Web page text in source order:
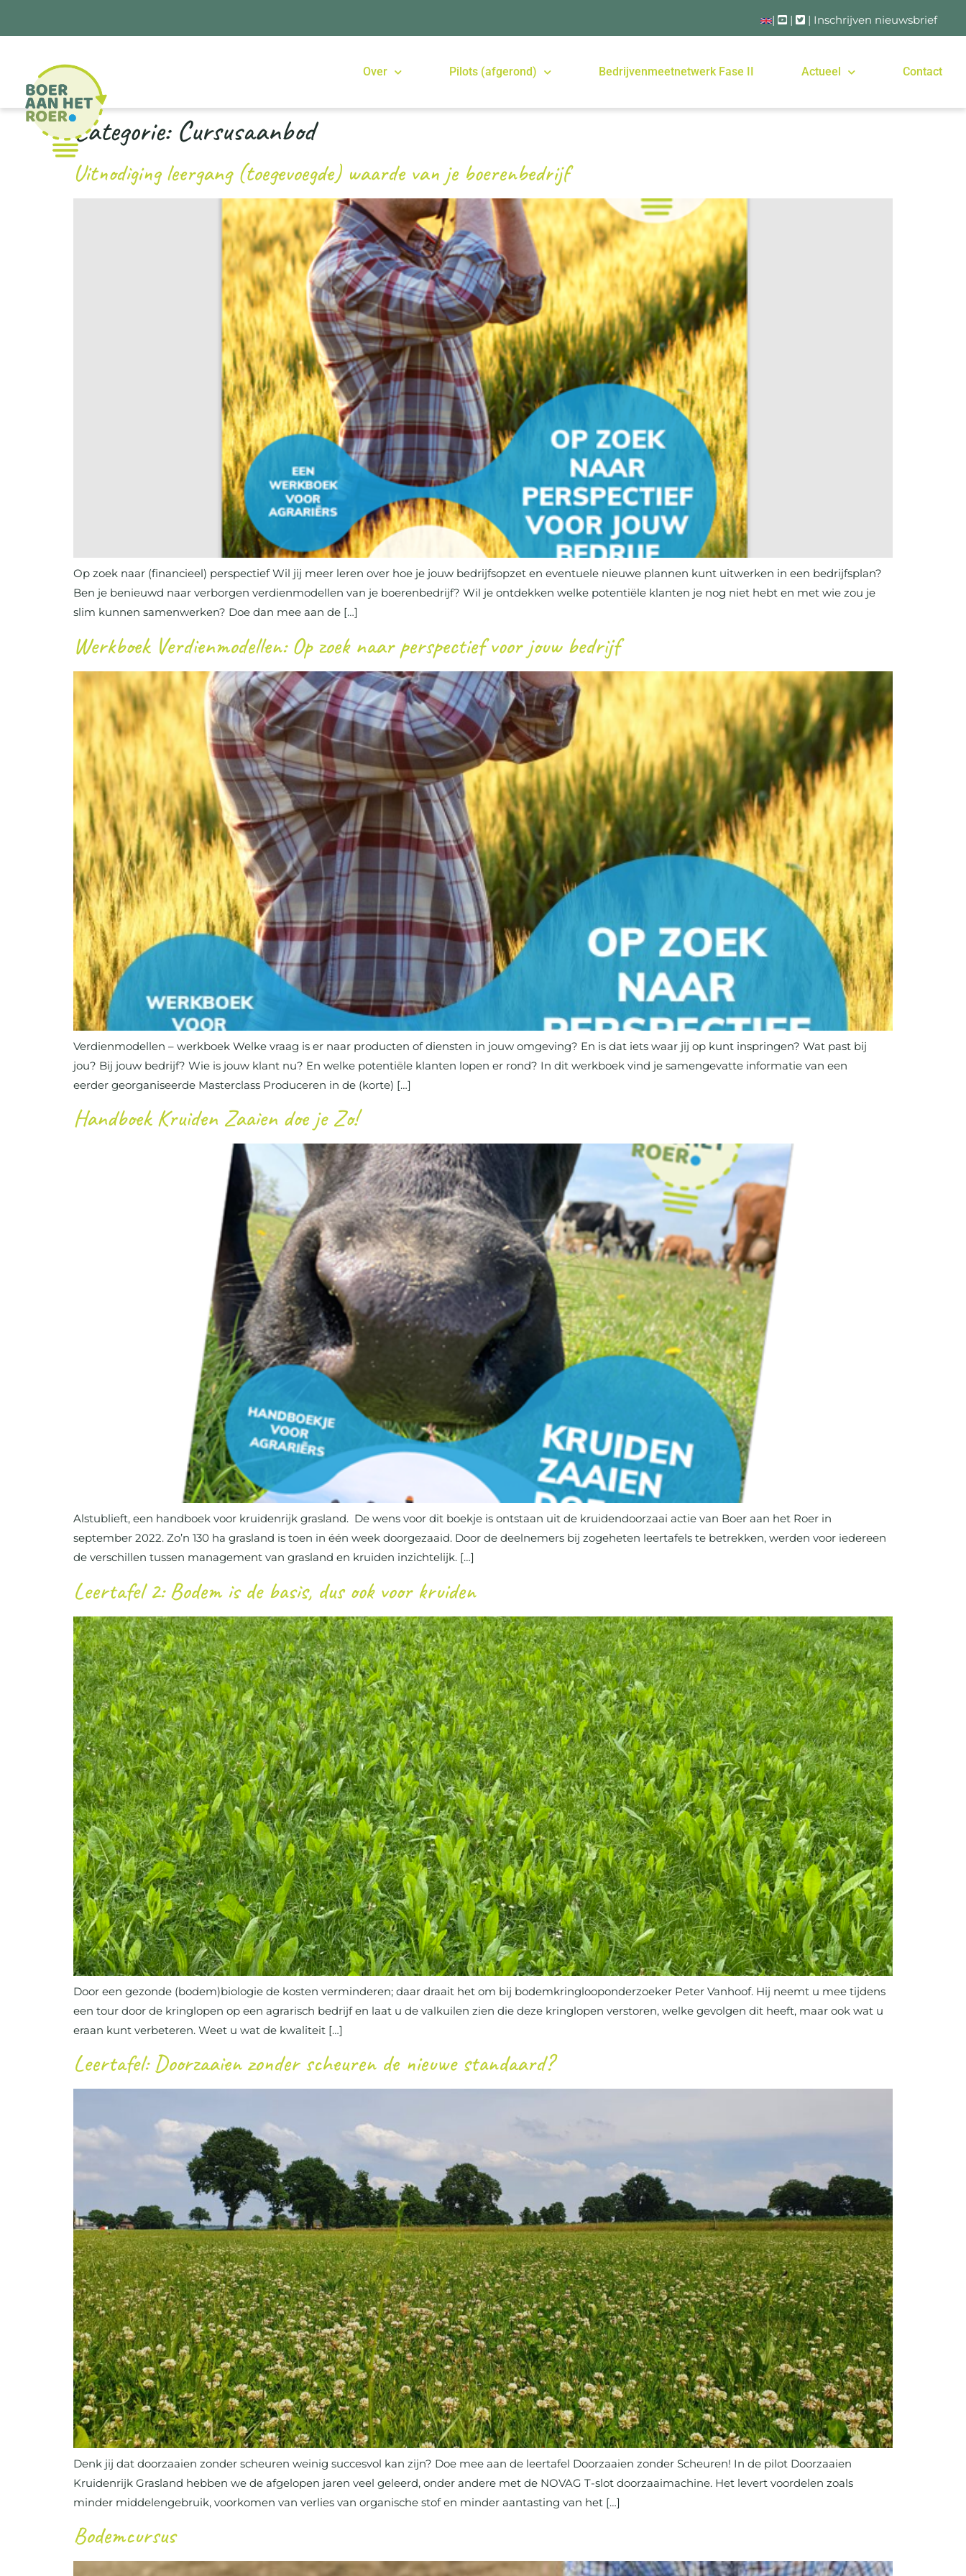
| | | Inschrijven nieuwsbrief
Over Pilots (afgerond) Bedrijvenmeetnetwerk Fase II Actueel Contact
Categorie: Cursusaanbod
Uitnodiging leergang (toegevoegde) waarde van je boerenbedrijf
Op zoek naar (financieel) perspectief Wil jij meer leren over hoe je jouw bedrijfsopzet en eventuele nieuwe plannen kunt uitwerken in een bedrijfsplan?
Ben je benieuwd naar verborgen verdienmodellen van je boerenbedrijf? Wil je ontdekken welke potentiële klanten je nog niet hebt en met wie zou je
slim kunnen samenwerken? Doe dan mee aan de […]
Werkboek Verdienmodellen: Op zoek naar perspectief voor jouw bedrijf
Verdienmodellen – werkboek Welke vraag is er naar producten of diensten in jouw omgeving? En is dat iets waar jij op kunt inspringen? Wat past bij
jou? Bij jouw bedrijf? Wie is jouw klant nu? En welke potentiële klanten lopen er rond? In dit werkboek vind je samengevatte informatie van een
eerder georganiseerde Masterclass Produceren in de (korte) […]
Handboek Kruiden Zaaien doe je Zo!
Alstublieft, een handboek voor kruidenrijk grasland. De wens voor dit boekje is ontstaan uit de kruidendoorzaai actie van Boer aan het Roer in
september 2022. Zo’n 130 ha grasland is toen in één week doorgezaaid. Door de deelnemers bij zogeheten leertafels te betrekken, werden voor iedereen
de verschillen tussen management van grasland en kruiden inzichtelijk. […]
Leertafel 2: Bodem is de basis, dus ook voor kruiden
Door een gezonde (bodem)biologie de kosten verminderen; daar draait het om bij bodemkringlooponderzoeker Peter Vanhoof. Hij neemt u mee tijdens
een tour door de kringlopen op een agrarisch bedrijf en laat u de valkuilen zien die deze kringlopen verstoren, welke gevolgen dit heeft, maar ook wat u
eraan kunt verbeteren. Weet u wat de kwaliteit […]
Leertafel: Doorzaaien zonder scheuren de nieuwe standaard?
Denk jij dat doorzaaien zonder scheuren weinig succesvol kan zijn? Doe mee aan de leertafel Doorzaaien zonder Scheuren! In de pilot Doorzaaien
Kruidenrijk Grasland hebben we de afgelopen jaren veel geleerd, onder andere met de NOVAG T-slot doorzaaimachine. Het levert voordelen zoals
minder middelengebruik, voorkomen van verlies van organische stof en minder aantasting van het […]
Bodemcursus